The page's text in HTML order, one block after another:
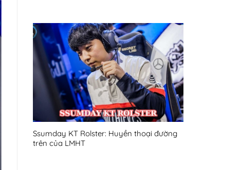
Ssumday KT Rolster: Huyền thoại đường
trên của LMHT